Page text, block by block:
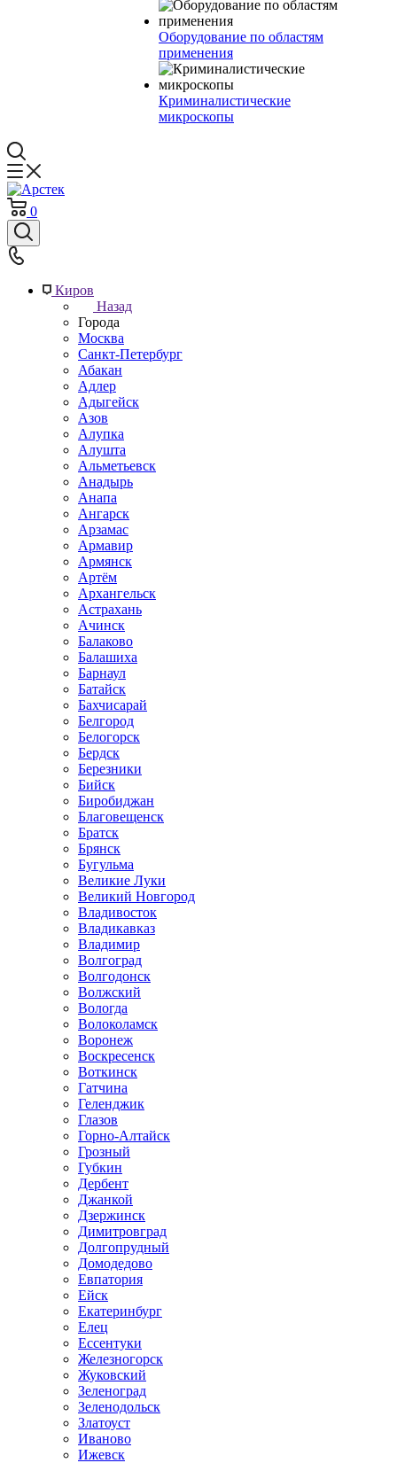
Оборудование по областям
применения
Криминалистические
микроскопы
0
Киров
Назад
Города
Москва
Санкт-Петербург
Абакан
Адлер
Адыгейск
Азов
Алупка
Алушта
Альметьевск
Анадырь
Анапа
Ангарск
Арзамас
Армавир
Армянск
Артём
Архангельск
Астрахань
Ачинск
Балаково
Балашиха
Барнаул
Батайск
Бахчисарай
Белгород
Белогорск
Бердск
Березники
Бийск
Биробиджан
Благовещенск
Братск
Брянск
Бугульма
Великие Луки
Великий Новгород
Владивосток
Владикавказ
Владимир
Волгоград
Волгодонск
Волжский
Вологда
Волоколамск
Воронеж
Воскресенск
Воткинск
Гатчина
Геленджик
Глазов
Горно-Алтайск
Грозный
Губкин
Дербент
Джанкой
Дзержинск
Димитровград
Долгопрудный
Домодедово
Евпатория
Ейск
Екатеринбург
Елец
Ессентуки
Железногорск
Жуковский
Зеленоград
Зеленодольск
Златоуст
Иваново
Ижевск